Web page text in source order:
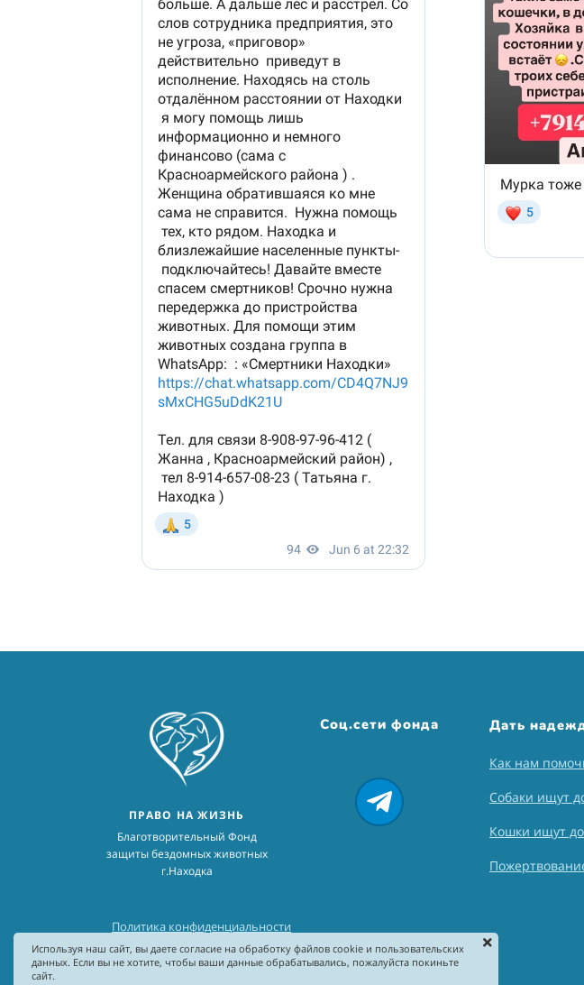
ПРАВО НА ЖИЗНЬ
Благотворительный Фонд
защиты бездомных животных
г.Находка
Соц.сети фонда Дать
Как нам
Собаки ищут
Кошки ищут
Политика конфиденциальности
Используя наш сайт, вы даете согласие на обработку файлов cookie и пользовательских
данных. Если вы не хотите, чтобы ваши данные обрабатывались, пожалуйста покиньте
сайт.